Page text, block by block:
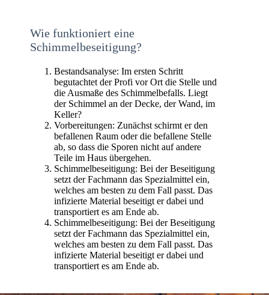
Wie funktioniert eine
Schimmelbeseitigung?
Bestandsanalyse: Im ersten Schritt
begutachtet der Profi vor Ort die Stelle und
die Ausmaße des Schimmelbefalls. Liegt
der Schimmel an der Decke, der Wand, im
Keller?
Vorbereitungen: Zunächst schirmt er den
befallenen Raum oder die befallene Stelle
ab, so dass die Sporen nicht auf andere
Teile im Haus übergehen.
Schimmelbeseitigung: Bei der Beseitigung
setzt der Fachmann das Spezialmittel ein,
welches am besten zu dem Fall passt. Das
infizierte Material beseitigt er dabei und
transportiert es am Ende ab.
Schimmelbeseitigung: Bei der Beseitigung
setzt der Fachmann das Spezialmittel ein,
welches am besten zu dem Fall passt. Das
infizierte Material beseitigt er dabei und
transportiert es am Ende ab.